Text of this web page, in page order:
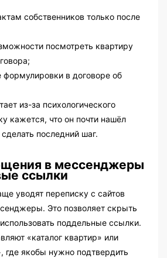
собственников только после
посмотреть квартиру
формулировки в договоре об
из-за психологического
кажется, что он почти нашёл
последний шаг.
в мессенджеры
ссылки
уводят переписку с сайтов
Это позволяет скрыть
поддельные ссылки.
«каталог квартир» или
где якобы нужно подтвердить